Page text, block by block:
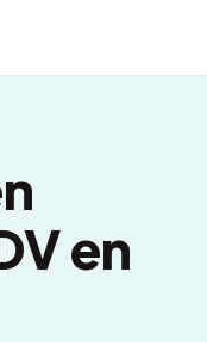
en